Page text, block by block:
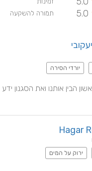
5.0 תמורה להשקעה
יורדי הסירה
ירוק על המים